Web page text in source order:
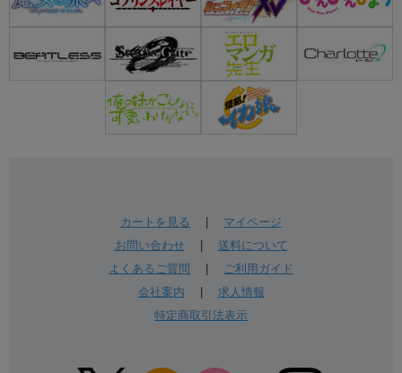
カートを見る | マイページ
お問い合わせ| 送料について
よくあるご質問 |
ご利用ガイド
会社案内 | 求人情報
特定商取引法表示